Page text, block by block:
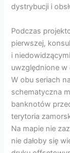
dystrybucji i
Podczas
pierwszej,
i
uwzględnione
W obu seriach
schematyczna
banknotów
terytoria
Na mapie nie
nie dałoby się